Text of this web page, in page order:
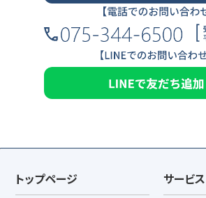
トップページ サービス